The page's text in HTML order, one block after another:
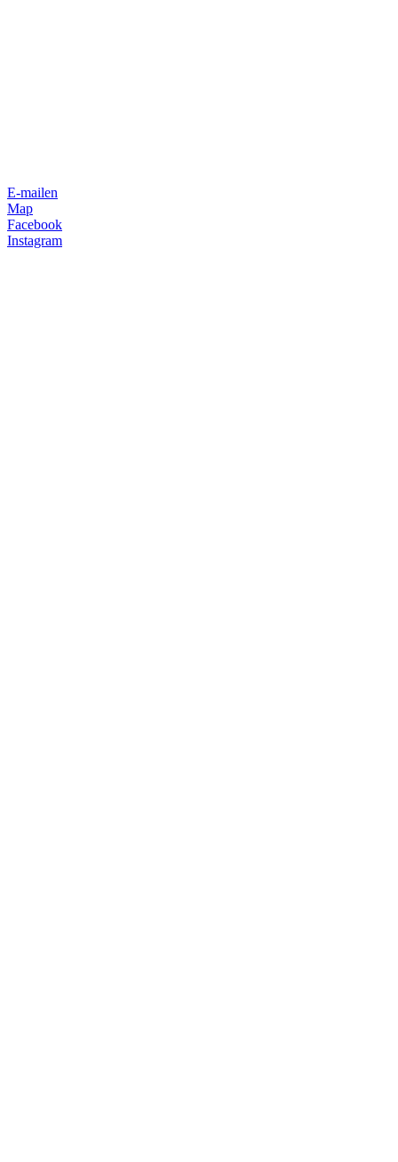
E-mailen
Map
Facebook
Instagram